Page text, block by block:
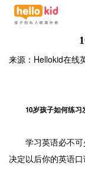
来源：Hellokid在线
10岁孩子如何练习
学习英语必不可
决定以后你的英语